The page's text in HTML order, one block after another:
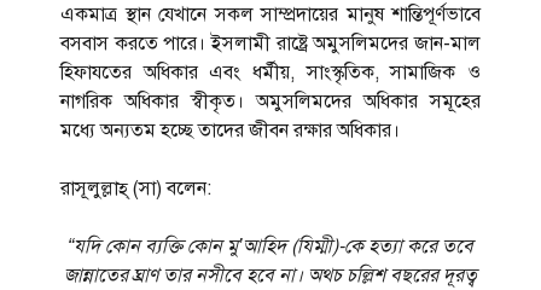
একমাত্র স্থান যেখানে সকল সাম্প্রদায়ের মানুষ শান্তিপূর্ণভাবে
বসবাস করতে পারে। ইসলামী রাষ্ট্রে অমুসলিমদের জান-মাল
হিফাযতের অধিকার এবং ধর্মীয়, সাংস্কৃতিক, সামাজিক ও
নাগরিক অধিকার স্বীকৃত। অমুসলিমদের অধিকার সমূহের
মধ্যে অন্যতম হচ্ছে তাদের জীবন রক্ষার অধিকার।
রাসূলুল্লাহ্‌ (সা) বলেন:
“যদি কোন ব্যক্তি কোন মু’আহিদ (যিম্মী)-কে হত্যা করে তবে
জান্নাতের ঘ্রাণ তার নসীবে হবে না। অথচ চল্লিশ বছরের দূরত্ব